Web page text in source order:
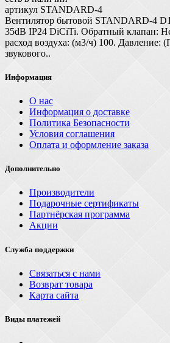
артикул STANDARD-4
Вентилятор бытовой STANDARD-4
35dB IP24 DiCiTi. Обратный клапан:
расход воздуха: (м3/ч) 100. Давление:
звукового..
Информация
О нас
Информация о доставке
Политика Безопасности
Условия соглашения
Оплата и оформление заказа
Дополнительно
Производители
Подарочные сертификаты
Партнёрская программа
Акции
Служба поддержки
Связаться с нами
Возврат товара
Карта сайта
Виды платежей